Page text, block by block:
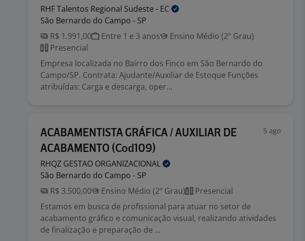
RHF Talentos Regional Sudeste - EC
São Bernardo do Campo - SP
R$ 1.991,00
Entre 1 e 3 anos
Ensino Médio (2º Grau)
Presencial
Empresa localizada no Bairro dos Finco em São Bernardo do
Campo/SP. Contrata: Ajudante/Auxiliar de Estoque Funções
atribuídas: Carga e descarga, oper...
ACABAMENTISTA GRÁFICA / AUXILIAR DE
ACABAMENTO (Cod109)
5 ago
RHQZ GESTAO ORGANIZACIONAL
São Bernardo do Campo - SP
R$ 3.500,00
Ensino Médio (2º Grau)
Presencial
Estamos em busca de profissional para atuar no setor de
acabamento gráfico e comunicação visual, realizando atividades
de finalização e preparação de ...